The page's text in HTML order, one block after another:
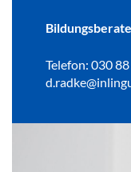
Telefon: 030